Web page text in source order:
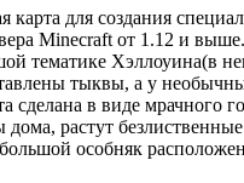
карта для создания
Minecraft от 1.12 и
тематике Хэллоуина(в
тыквы, а у
сделана в виде мрачного
дома, растут безлиственные
большой особняк